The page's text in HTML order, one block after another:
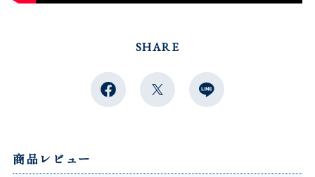
SHARE
商品レビュー